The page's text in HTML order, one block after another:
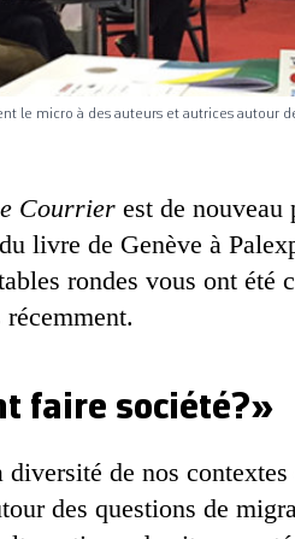
le micro à des auteurs et autrices autour
Courrierest de nouveau
livre de Genève à
rondes vous ont été
faire société?»
diversité de nos
des questions de